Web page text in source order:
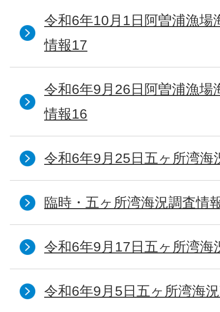
令和6年10月1日阿曽浦漁場
情報17
令和6年9月26日阿曽浦漁場
情報16
令和6年9月25日五ヶ所湾海
臨時・五ヶ所湾海況調査情
令和6年9月17日五ヶ所湾海
令和6年9月5日五ヶ所湾海